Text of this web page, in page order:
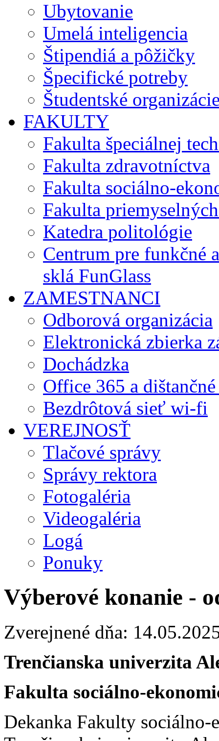
Ubytovanie
Umelá inteligencia
Štipendiá a pôžičky
Špecifické potreby
Študentské
FAKULTY
Fakulta špeciálnej
Fakulta zdravotníctva
Fakulta sociálno-
Fakulta
Katedra politológie
Centrum pre funkčné
sklá FunGlass
ZAMESTNANCI
Odborová organizácia
Elektronická zbierka
Dochádzka
Office 365 a
Bezdrôtová sieť wi-fi
VEREJNOSŤ
Tlačové správy
Správy rektora
Fotogaléria
Videogaléria
Logá
Ponuky
Výberové konanie -
Zverejnené dňa:
Trenčianska univerzita
Fakulta sociálno-
Dekanka Fakulty